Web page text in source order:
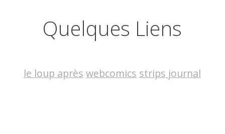
Quelques Liens
le loup après webcomics strips journal